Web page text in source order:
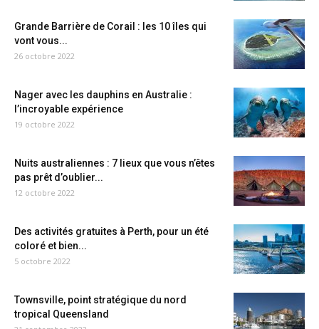
Grande Barrière de Corail : les 10 îles qui
vont vous...
26 octobre 2022
Nager avec les dauphins en Australie :
l’incroyable expérience
19 octobre 2022
Nuits australiennes : 7 lieux que vous n’êtes
pas prêt d’oublier...
12 octobre 2022
Des activités gratuites à Perth, pour un été
coloré et bien...
5 octobre 2022
Townsville, point stratégique du nord
tropical Queensland